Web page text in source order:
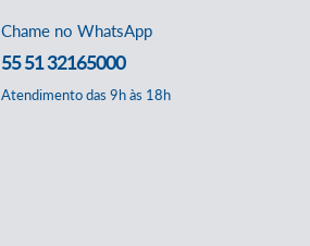
Chame no WhatsApp
55 51 32165000
Atendimento das 9h às 18h